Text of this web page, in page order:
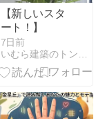
【新しいスタ
ート！】
7日前